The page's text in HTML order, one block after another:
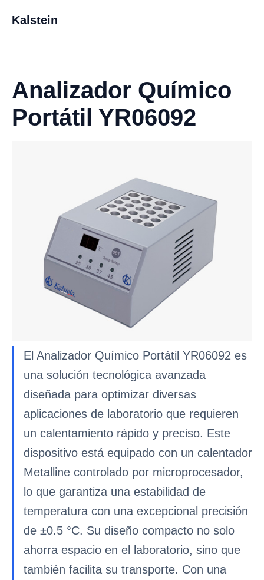
Kalstein
Analizador Químico
Portátil YR06092
El Analizador Químico Portátil YR06092 es
una solución tecnológica avanzada
diseñada para optimizar diversas
aplicaciones de laboratorio que requieren
un calentamiento rápido y preciso. Este
dispositivo está equipado con un calentador
Metalline controlado por microprocesador,
lo que garantiza una estabilidad de
temperatura con una excepcional precisión
de ±0.5 °C. Su diseño compacto no solo
ahorra espacio en el laboratorio, sino que
también facilita su transporte. Con una